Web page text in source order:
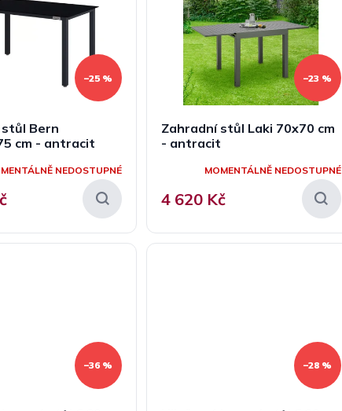
–25 %
Bern
cm - antracit
NEDOSTUPNÉ
–23 %
Zahradní stůl Laki 70x70 cm
- antracit
MOMENTÁLNĚ NEDOSTUPNÉ
4 620 Kč
–36 % –28 %